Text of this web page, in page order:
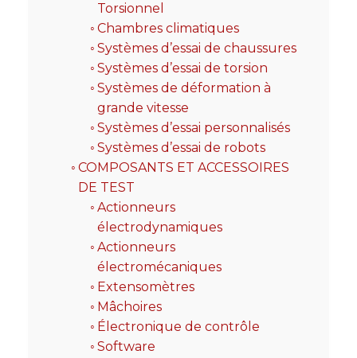
Torsionnel
Chambres climatiques
Systèmes d’essai de chaussures
Systèmes d’essai de torsion
Systèmes de déformation à
grande vitesse
Systèmes d’essai personnalisés
Systèmes d’essai de robots
COMPOSANTS ET ACCESSOIRES
DE TEST
Actionneurs
électrodynamiques
Actionneurs
électromécaniques
Extensomètres
Mâchoires
Électronique de contrôle
Software